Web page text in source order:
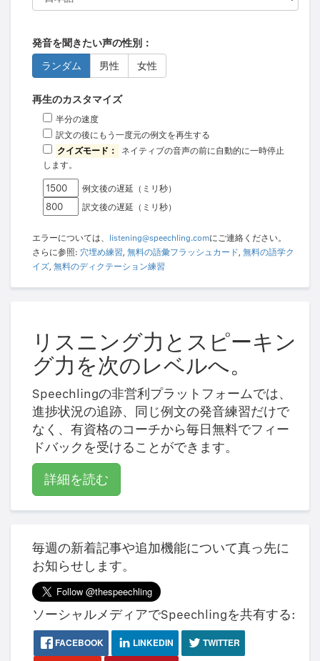
発音を聞きたい声の性別：
ランダム
男性 女性
再生のカスタマイズ
半分の速度
訳文の後にもう一度元の例文を再生する
クイズモード：
ネイティブの音声の前に自動的に一時停止
します。
例文後の遅延（ミリ秒）
訳文後の遅延（ミリ秒）
エラーについては、 listening@speechling.comにご連絡ください。
さらに参照: 穴埋め練習, 無料の語彙フラッシュカード, 無料の語学ク
イズ, 無料のディクテーション練習
リスニング力とスピーキン
グ力を次のレベルへ。
Speechlingの非営利プラットフォームでは、
進捗状況の追跡、同じ例文の発音練習だけで
なく、有資格のコーチから毎日無料でフィー
ドバックを受けることができます。
詳細を読む
毎週の新着記事や追加機能について真っ先に
お知らせします。
ソーシャルメディアでSpeechlingを共有する:
FACEBOOK LINKEDIN
TWITTER